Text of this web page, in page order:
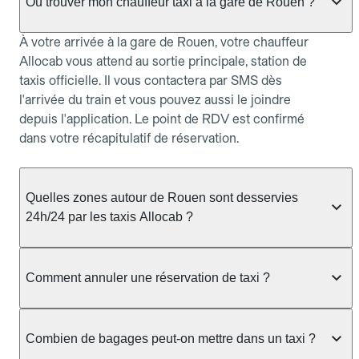
À votre arrivée à la gare de Rouen, votre chauffeur
Allocab vous attend au sortie principale, station de
taxis officielle. Il vous contactera par SMS dès
l'arrivée du train et vous pouvez aussi le joindre
depuis l'application. Le point de RDV est confirmé
dans votre récapitulatif de réservation.
Quelles zones autour de Rouen sont desservies
24h/24 par les taxis Allocab ?
dans les communes voisines : Rouen, Hauts,
les courses entre 22h et 6h, il est conseillé de
réserver à l'avance afin de garantir la disponibilité
Comment annuler une réservation de taxi ?
allocab.com ou l'application, rubrique Mes
Combien de bagages peut-on mettre dans un taxi ?